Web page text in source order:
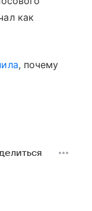
как
, почему